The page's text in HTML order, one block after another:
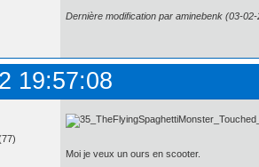
Dernière modification par aminebenk (03-
19:57:08
Moi je veux un ours en scooter.